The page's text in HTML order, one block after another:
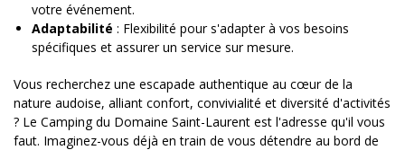
votre événement.
Adaptabilité : Flexibilité pour s'adapter à vos besoins
spécifiques et assurer un service sur mesure.
Vous recherchez une escapade authentique au cœur de la
nature audoise, alliant confort, convivialité et diversité d'activités
? Le Camping du Domaine Saint-Laurent est l'adresse qu'il vous
faut. Imaginez-vous déjà en train de vous détendre au bord de